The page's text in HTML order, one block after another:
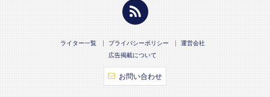
ライター一覧 プライバシーポリシー
運営会社
広告掲載について
お問い合わせ